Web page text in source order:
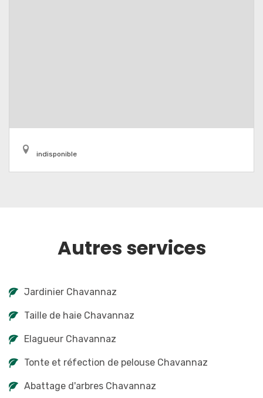
indisponible
Autres services
Jardinier Chavannaz
Taille de haie Chavannaz
Elagueur Chavannaz
Tonte et réfection de pelouse Chavannaz
Abattage d'arbres Chavannaz